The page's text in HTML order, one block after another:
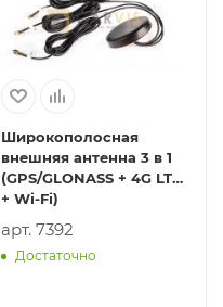
Широкополосная
внешняя антенна 3 в 1
(GPS/GLONASS + 4G LTE
+ Wi-Fi)
арт. 7392
Достаточно